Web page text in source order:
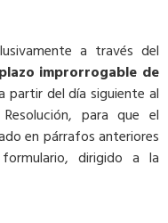
a través del
plazo improrrogable de
partir del día siguiente al
para que el
en párrafos anteriores
dirigido a la